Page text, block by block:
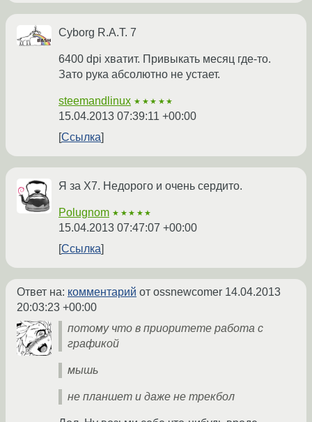
Cyborg R.A.T. 7
6400 dpi хватит. Привыкать месяц где-то.
Зато рука абсолютно не устает.
steemandlinux ★★★★★
15.04.2013 07:39:11 +00:00
Ссылка
Я за X7. Недорого и очень сердито.
Polugnom ★★★★★
15.04.2013 07:47:07 +00:00
Ссылка
Ответ на: комментарий от ossnewcomer 14.04.2013
20:03:23 +00:00
потому что в приоритете работа с
графикой
мышь
не планшет и даже не трекбол